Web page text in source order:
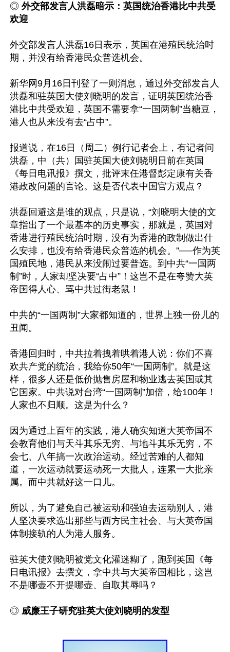
◎ 外交部发言人洪磊暗示：英国统治香港比中共受
欢迎
外交部发言人洪磊16日表示，英国在港殖民统治时
期，并没有给香港民众普选机会。
新华网9月16日刊登了一则消息，通过外交部发言人
洪磊和驻英国大使刘晓明的发言，证明英国统治香
港比中共受欢迎，英国不需要拿“一国两制”当糖豆，
港人也从来没有去“占中”。
报道说，在16日（周二）例行记者会上，有记者问
洪磊，中（共）国驻英国大使刘晓明日前在英国
《每日电讯报》撰文，批评末任港督彭定康有关香
港政改问题的言论。这是否代表中国官方观点？
洪磊回避这是谁的观点，只是说，“刘晓明大使的文
章指出了一个最基本的历史事实，那就是，英国对
香港进行殖民统治时期，没有为香港的政制做出什
么安排，也没有给香港民众普选的机会。”──作为英
国殖民地，港民从来没闹过要普选。到中共“一国两
制”时，人家却坚决要“占中”！这岂不是在夸赞大英
帝国得人心、骂中共过街老鼠！
中共的“一国两制”大家都知道的，世界上独一份儿的
丑闻。
香港回归时，中共拉着拽着哄着港人说：你们不喜
欢共产党的统治，我给你50年“一国两制”。就是这
样，很多人还是低价抛售房屋和物业逃去英国或其
它国家。中共说对台湾“一国两制”加倍，给100年！
人家也不归顺。这是为什么？
因为通过上百年的实践，港人确实知道大英帝国不
会教育他们与天斗其乐无穷、与地斗其乐无穷，不
会七、八年搞一次政治运动。经过苦难的人都知
道，一次运动就要运动死一大批人，连累一大批亲
属。而中共就好这一口儿。
所以，为了避免自己被运动和强迫去运动别人，港
人坚决要求选出那些与西方民主社会、与大英帝国
体制接轨的人为港人服务。
驻英大使刘晓明被党文化灌迷糊了，跑到英国《每
日电讯报》去撰文，拿中共与大英帝国相比，这岂
不是哪壶不开提哪壶、自取其辱吗？
◎ 威廉王子研究驻英大使刘晓明的发型